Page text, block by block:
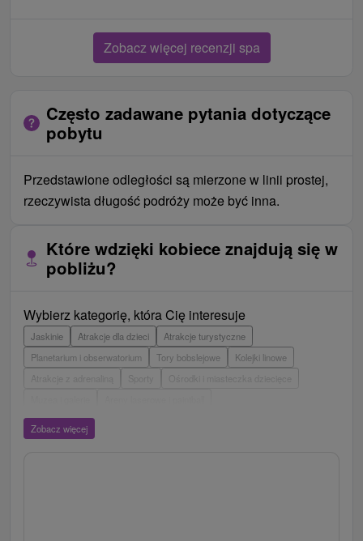
Zobacz więcej recenzji spa
Często zadawane pytania dotyczące
pobytu
Przedstawione odległości są mierzone w linii prostej,
rzeczywista długość podróży może być inna.
Które wdzięki kobiece znajdują się w
pobliżu?
Wybierz kategorię, która Cię interesuje
Jaskinie Atrakcje dla dzieci
Atrakcje turystyczne
Planetarium i obserwatorium
Tory bobslejowe
Kolejki linowe
Atrakcje z adrenaliną
Wieże obserwacyjne i chodniki
Escaperoom
Zobacz więcej